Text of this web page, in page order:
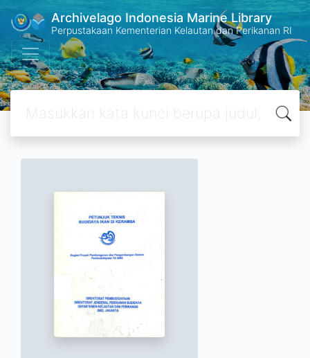
Archivelago Indonesia Marine Library
Perpustakaan Kementerian Kelautan dan Perikanan RI